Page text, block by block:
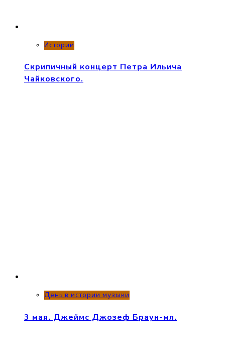
Истории
Скрипичный концерт Петра Ильича
Чайковского.
День в истории музыки
3 мая. Джеймс Джозеф Браун-мл.